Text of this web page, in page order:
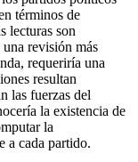
términos de
lecturas son
revisión más
requeriría una
resultan
las fuerzas del
la existencia de
la
a cada partido.